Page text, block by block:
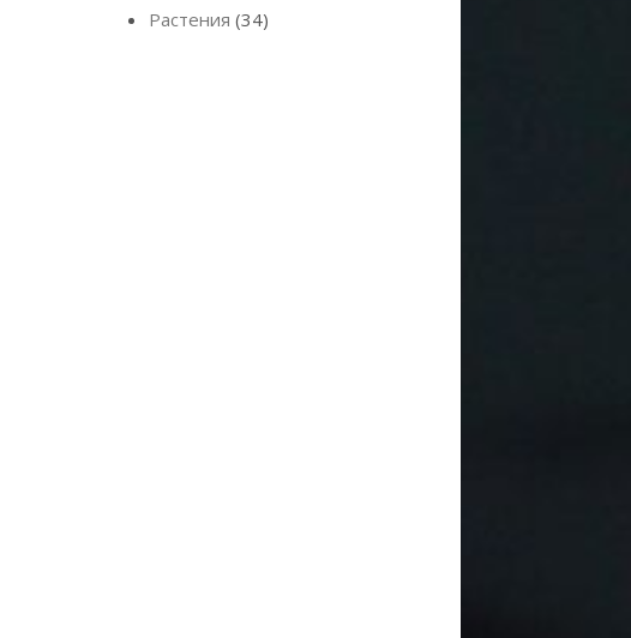
Растения (34)